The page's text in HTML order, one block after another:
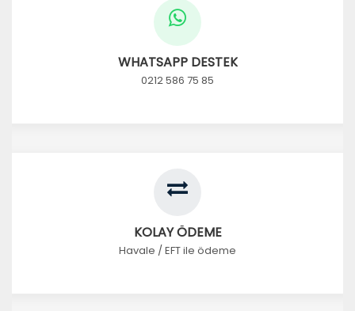
WHATSAPP DESTEK
0212 586 75 85
KOLAY ÖDEME
Havale / EFT ile ödeme